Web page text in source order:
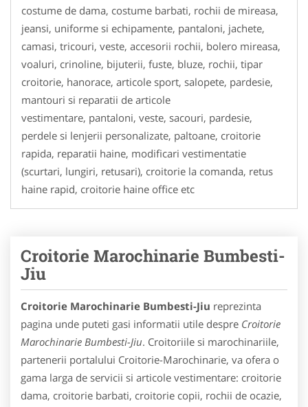
costume de dama, costume barbati, rochii de mireasa,
jeansi, uniforme si echipamente, pantaloni, jachete,
camasi, tricouri, veste, accesorii rochii, bolero mireasa,
voaluri, crinoline, bijuterii, fuste, bluze, rochii, tipar
croitorie, hanorace, articole sport, salopete, pardesie,
mantouri si reparatii de articole
vestimentare, pantaloni, veste, sacouri, pardesie,
perdele si lenjerii personalizate, paltoane, croitorie
rapida, reparatii haine, modificari vestimentatie
(scurtari, lungiri, retusari), croitorie la comanda, retus
haine rapid, croitorie haine office etc
Croitorie Marochinarie Bumbesti-
Jiu
Croitorie Marochinarie Bumbesti-Jiu reprezinta
pagina unde puteti gasi informatii utile despre Croitorie
Marochinarie Bumbesti-Jiu. Croitoriile si marochinariile,
partenerii portalului Croitorie-Marochinarie, va ofera o
gama larga de servicii si articole vestimentare: croitorie
dama, croitorie barbati, croitorie copii, rochii de ocazie,